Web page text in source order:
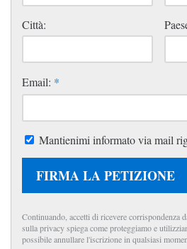
Città:
Email: *
Mantienimi informato via mail
FIRMA LA PETIZIONE
Continuando, accetti di ricevere corrispondenza
sulla privacy spiega come proteggiamo e
possibile annullare l'iscrizione in qualsiasi